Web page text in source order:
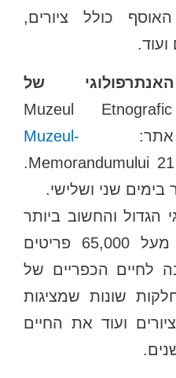
כולל ציורים,
של
(Muzeul
Muzeul-
כתובת: Memorandumului 21.
הגדול והחשוב ביותר
ברומניה. במוזיאון יש מעל 65,000 פריטים
לחיים הכפריים של
שונות שמציגות
ועוד את החיים